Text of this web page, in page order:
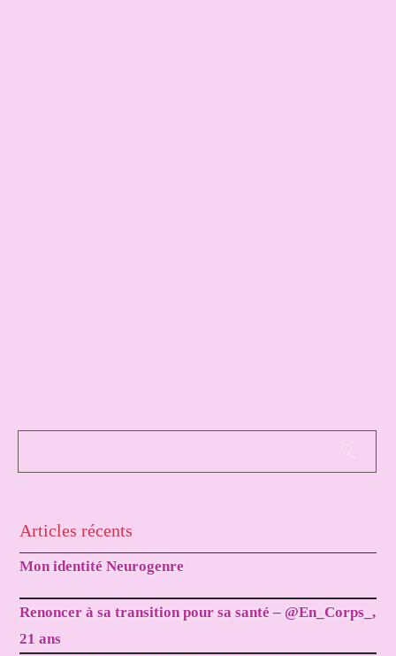
Articles récents
Mon identité Neurogenre
Renoncer à sa transition pour sa santé – @En_Corps_,
21 ans